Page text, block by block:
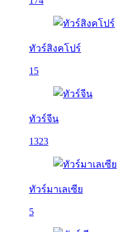
ทัวร์สิงคโปร์
15
ทัวร์จีน
1323
ทัวร์มาเลเซีย
5